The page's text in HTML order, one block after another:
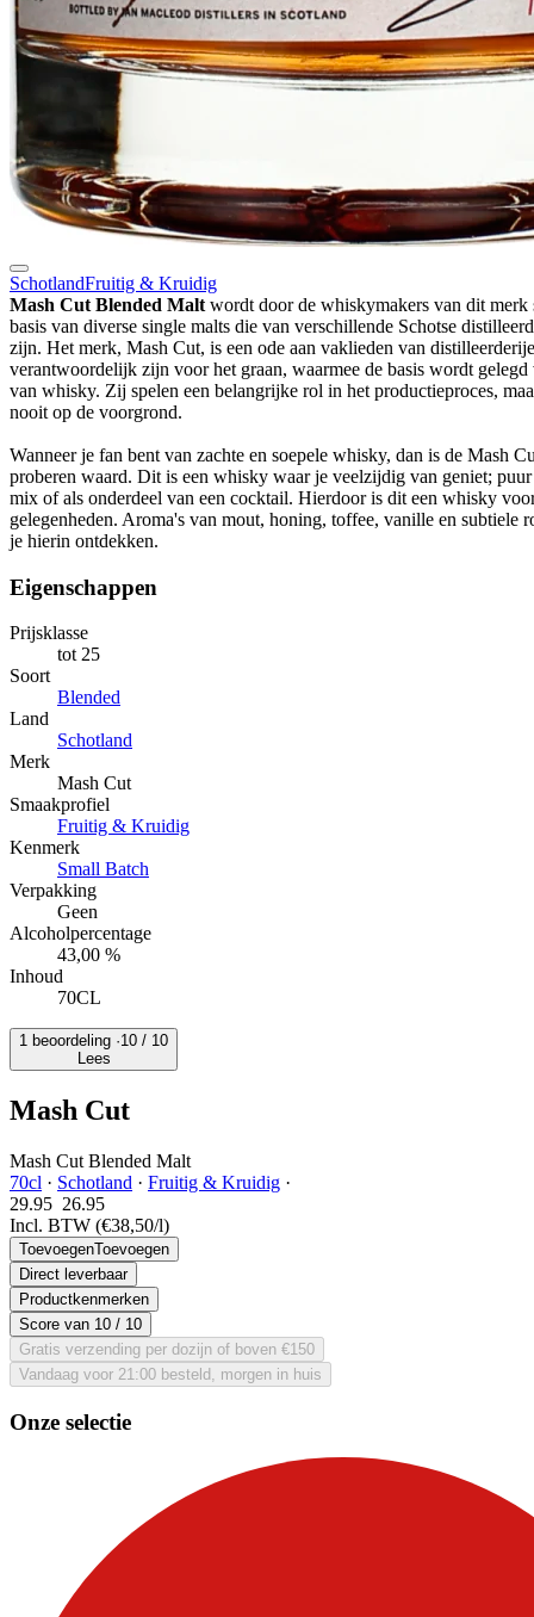
SchotlandFruitig & Kruidig
Mash Cut Blended Malt wordt door de whiskymakers van dit merk
basis van diverse single malts die van verschillende Schotse
zijn. Het merk, Mash Cut, is een ode aan vaklieden van
verantwoordelijk zijn voor het graan, waarmee de basis wordt
van whisky. Zij spelen een belangrijke rol in het productieproces,
nooit op de voorgrond.
Wanneer je fan bent van zachte en soepele whisky, dan is de Mash
proberen waard. Dit is een whisky waar je veelzijdig van geniet;
mix of als onderdeel van een cocktail. Hierdoor is dit een whisky
gelegenheden. Aroma's van mout, honing, toffee, vanille en subtiele
je hierin ontdekken.
Eigenschappen
Prijsklasse
tot 25
Soort
Blended
Land
Schotland
Merk
Mash Cut
Smaakprofiel
Fruitig & Kruidig
Kenmerk
Small Batch
Verpakking
Geen
Alcoholpercentage
43,00 %
Inhoud
70CL
1 beoordeling ·10 / 10
Lees
Mash Cut
Mash Cut Blended Malt
70cl · Schotland · Fruitig & Kruidig ·
29.95 26.95
Incl. BTW (€38,50/l)
ToevoegenToevoegen
Direct leverbaar
Productkenmerken
Score van 10 / 10
Gratis verzending per dozijn of boven €150
Vandaag voor 21:00 besteld, morgen in huis
Onze selectie